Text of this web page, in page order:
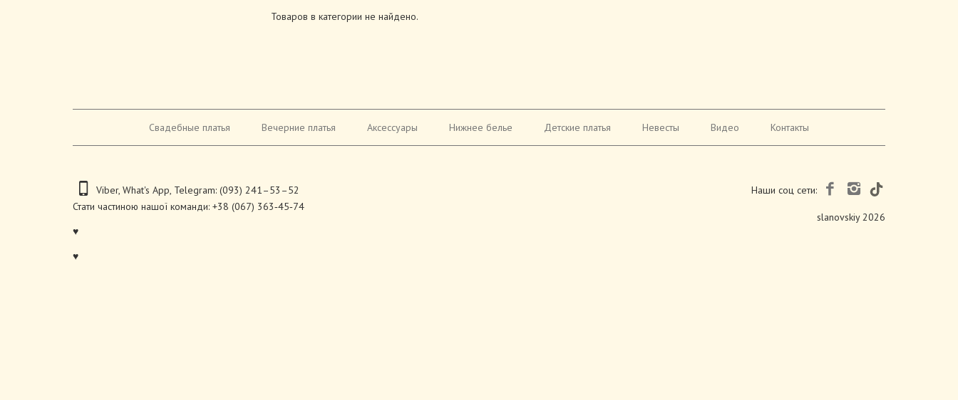
Товаров в категории не найдено.
Свадебные платья Вечерние платья Аксессуары Нижнее белье Детские платья Невесты Видео Контакты
Viber,What's App, Telegram:(093) 241–53–52
Стати частиною нашої команди: +38 (067) 363‑45‑74
♥
♥
Наши соц сети:
slanovskiy 2026